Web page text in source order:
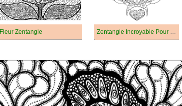
Fleur Zentangle Zentangle Incroyable Pour Les Enfants